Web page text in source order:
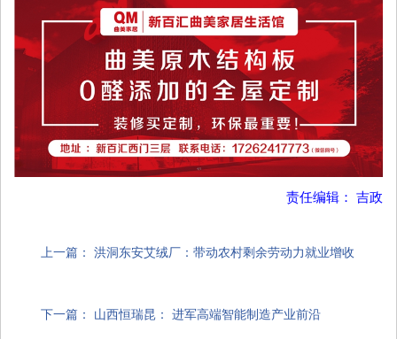
责任编辑： 吉政
上一篇： 洪洞东安艾绒厂：带动农村剩余劳动力就业增收
下一篇： 山西恒瑞昆： 进军高端智能制造产业前沿